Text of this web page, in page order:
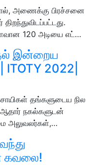
அணைக்கு பிரச்சனை
120 அடியை எட்…
இன்றைய
2022|
தங்களுடைய நில
நகல்களுடன்
அலுவலர்கள்,…
கவலை!